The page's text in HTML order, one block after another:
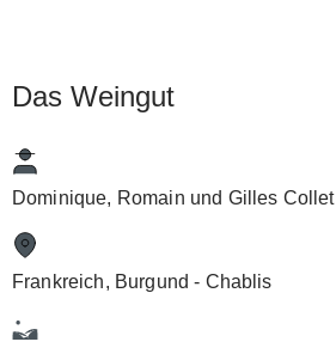
Das Weingut
Dominique, Romain und Gilles Collet
Frankreich, Burgund - Chablis